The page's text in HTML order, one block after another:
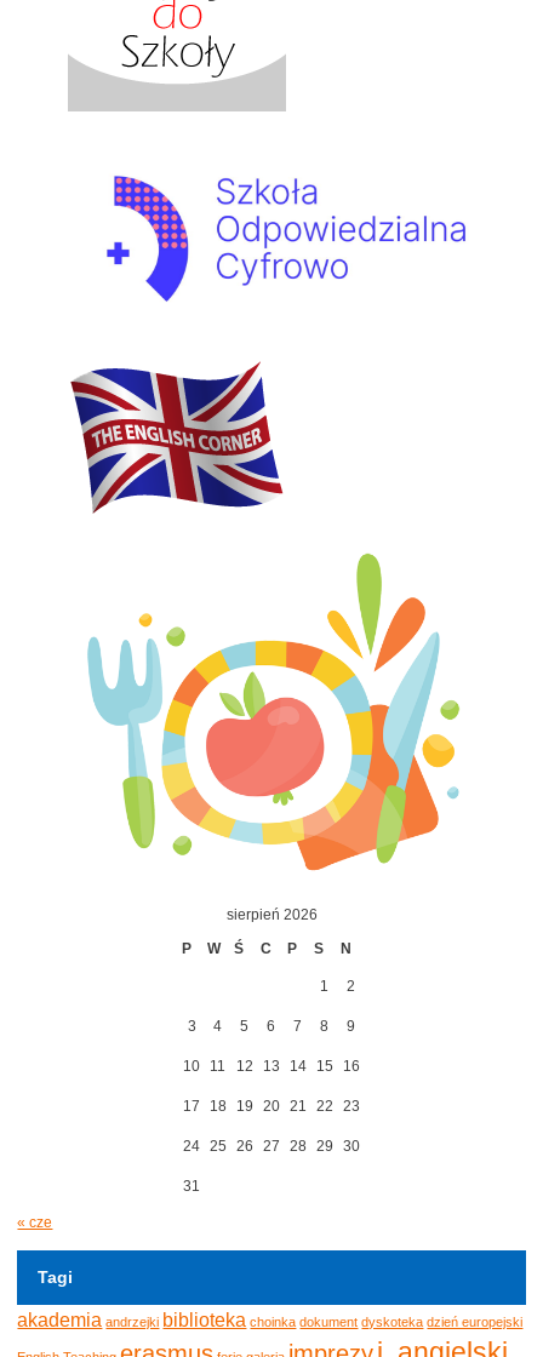
sierpień 2026
P
W Ś C P S N
1 2
3 4 5 6 7 8 9
10 11 12 13 14 15 16
17 18 19 20 21 22 23
24 25 26 27 28 29 30
31
« cze
Tagi
akademia andrzejki biblioteka choinka dokument dyskoteka dzień europejski